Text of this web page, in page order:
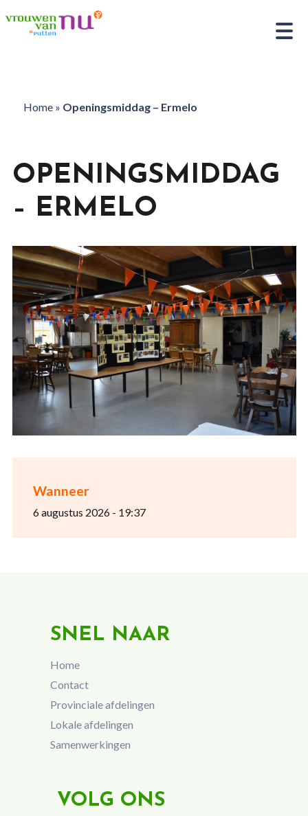
Home» Openingsmiddag – Ermelo
Wanneer
6 augustus 2026 - 19:37
OPENINGSMIDDAG
– ERMELO
SNEL NAAR
Home
Contact
Provinciale afdelingen
Lokale afdelingen
Samenwerkingen
VOLG ONS